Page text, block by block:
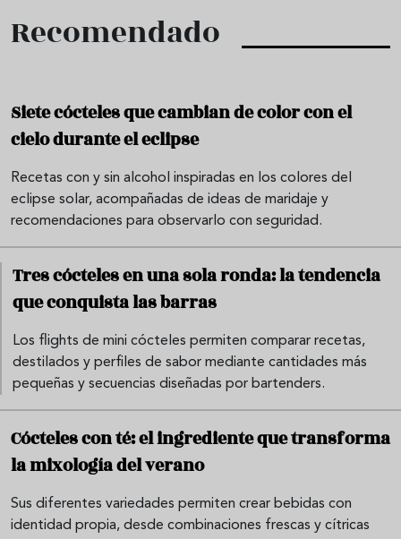
Recomendado
Siete cócteles que cambian de color con el
cielo durante el eclipse
Recetas con y sin alcohol inspiradas en los colores del
eclipse solar, acompañadas de ideas de maridaje y
recomendaciones para observarlo con seguridad.
Tres cócteles en una sola ronda: la tendencia
que conquista las barras
Los flights de mini cócteles permiten comparar recetas,
destilados y perfiles de sabor mediante cantidades más
pequeñas y secuencias diseñadas por bartenders.
Cócteles con té: el ingrediente que transforma
la mixología del verano
Sus diferentes variedades permiten crear bebidas con
identidad propia, desde combinaciones frescas y cítricas